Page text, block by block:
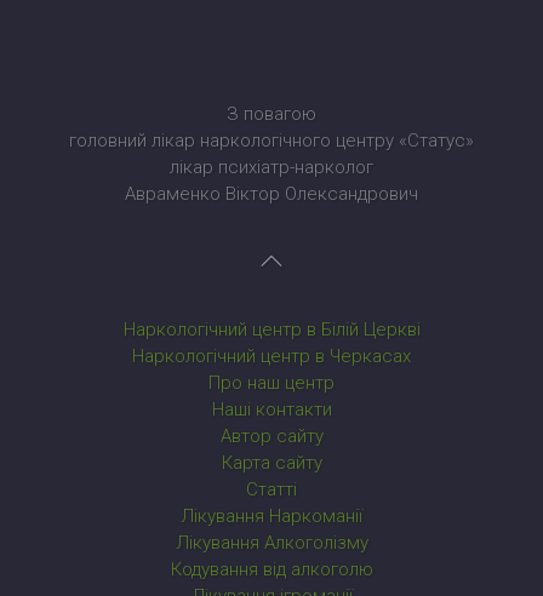
З повагою
головний лікар наркологічного центру «Статус»
лікар психіатр-нарколог
Авраменко Віктор Олександрович
Наркологічний центр в Білій Церкві
Наркологічний центр в Черкасах
Про наш центр
Наші контакти
Автор сайту
Карта сайту
Статті
Лікування Наркоманії
Лікування Алкоголізму
Кодування від алкоголю